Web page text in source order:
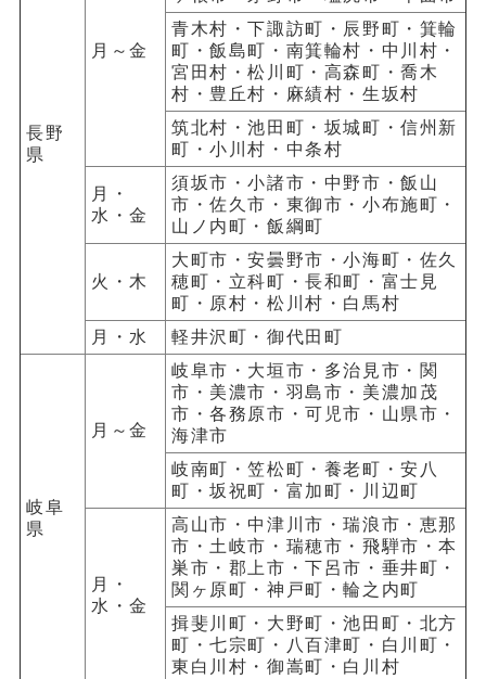
長野
県
月～金
青木村・下諏訪町・辰野町・箕輪
町・飯島町・南箕輪村・中川村・
宮田村・松川町・高森町・喬木
村・豊丘村・麻績村・生坂村
筑北村・池田町・坂城町・信州新
町・小川村・中条村
月・
水・金
須坂市・小諸市・中野市・飯山
市・佐久市・東御市・小布施町・
山ノ内町・飯綱町
火・木
大町市・安曇野市・小海町・佐久
穂町・立科町・長和町・富士見
町・原村・松川村・白馬村
月・水
軽井沢町・御代田町
岐阜
県
月～金
岐阜市・大垣市・多治見市・関
市・美濃市・羽島市・美濃加茂
市・各務原市・可児市・山県市・
海津市
岐南町・笠松町・養老町・安八
町・坂祝町・富加町・川辺町
月・
水・金
高山市・中津川市・瑞浪市・恵那
市・土岐市・瑞穂市・飛騨市・本
巣市・郡上市・下呂市・垂井町・
関ヶ原町・神戸町・輪之内町
揖斐川町・大野町・池田町・北方
町・七宗町・八百津町・白川町・
東白川村・御嵩町・白川村